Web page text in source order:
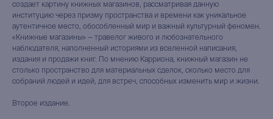
создает картину книжных магазинов, рассматривая данную
институцию через призму пространства и времени как уникальное
аутентичное место, обособленный мир и важный культурный феномен.
«Книжные магазины» — травелог живого и любознательного
наблюдателя, наполненный историями из вселенной написания,
издания и продажи книг. По мнению Карриона, книжный магазин не
столько пространство для материальных сделок, сколько место для
собраний людей и идей, для встреч, способных изменить мир и жизни.
Второе издание.